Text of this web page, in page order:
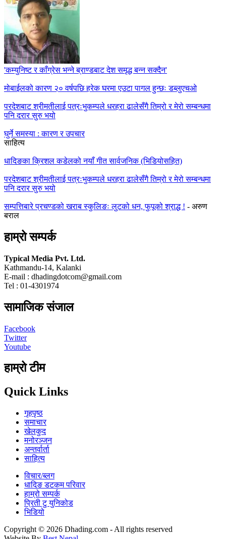
'कम्युनिष्ट र काँग्रेस भन्ने ब्राण्डबाट देश समृद्ध बन्न सक्दैन'
मोबाईलको कारण २० वर्षपछि हरेक घरमा एउटा पागल हुन्छः डब्लुएचओ
परदेशबाट श्रीमतीलाई पत्रःभुकम्पले धरहरा ढालेसँगै तिम्रो र मेरो सम्बन्धमा
पनि दरार सुरु भयो
घुर्ने समस्या : कारण र उपचार
साहित्य
धादिङका क्रिशल कडेलको नयाँ गीत सार्वजनिक (भिडियोसहित)
परदेशबाट श्रीमतीलाई पत्रःभुकम्पले धरहरा ढालेसँगै तिम्रो र मेरो सम्बन्धमा
पनि दरार सुरु भयो
सम्पत्तिबारे प्रचण्डको खराब स्कुलिङः लुटको धन, फुपूको श्राद्ध ! - अरुण
बराल
हाम्रो सम्पर्क
Typical Media Pvt. Ltd.
Kathmandu-14, Kalanki
E-mail : dhadingdotcom@gmail.com
Tel : 01-4301974
सामाजिक संजाल
Facebook
Twitter
Youtube
हाम्रो टीम
Quick Links
गृहपृष्‍ठ
समाचार
खेलकुद
मनोरञ्जन
अन्तर्वार्ता
साहित्य
विचार/ब्लग
धादिङ डटकम परिवार
हाम्रो सम्पर्क
प्रिती टु युनिकोड
भिडियो
Copyright © 2026 Dhading.com - All rights reserved